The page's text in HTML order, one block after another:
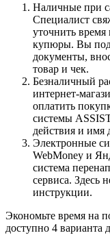
Наличные при
Специалист
уточнить время
купюры. Вы
документы,
товар и чек.
Безналичный
интернет-
оплатить
системы
действия и имя
Электронные
WebMoney и
система
сервиса. Здесь
инструкции.
Экономьте время на
доступно 4 варианта